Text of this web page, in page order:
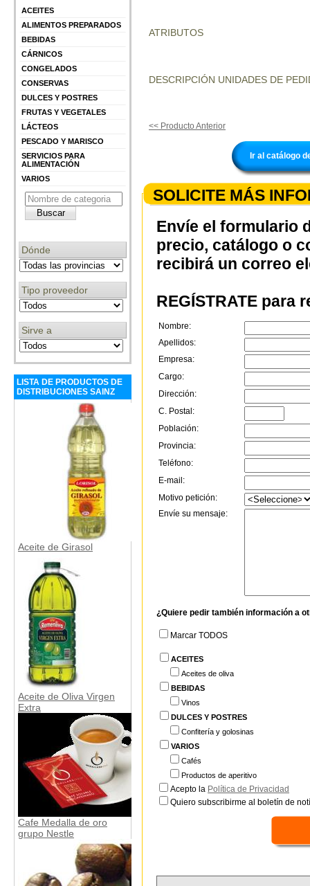
ACEITES
ALIMENTOS PREPARADOS
BEBIDAS
CÁRNICOS
CONGELADOS
CONSERVAS
DULCES Y POSTRES
FRUTAS Y VEGETALES
LÁCTEOS
PESCADO Y MARISCO
SERVICIOS PARA
ALIMENTACIÓN
VARIOS
Dónde
Tipo proveedor
Sirve a
LISTA DE PRODUCTOS DE
DISTRIBUCIONES SAINZ
Aceite de Girasol
Aceite de Oliva Virgen
Extra
Cafe Medalla de oro
grupo Nestle
ATRIBUTOS
DESCRIPCIÓN UNIDADES DE
<< Producto Anterior
Ir al catálogo
SOLICITE MÁS
Envíe el formulario
precio, catálogo o
recibirá un correo
REGÍSTRATE para
Nombre:
Apellidos:
Empresa:
Cargo:
Dirección:
C. Postal:
Población:
Provincia:
Teléfono:
E-mail:
Motivo petición:
Envíe su mensaje:
¿Quiere pedir también información a
Marcar TODOS
ACEITES
Aceites de oliva
BEBIDAS
Vinos
DULCES Y POSTRES
Confitería y golosinas
VARIOS
Cafés
Productos de aperitivo
Acepto la Política de Privacidad
Quiero subscribirme al boletín de